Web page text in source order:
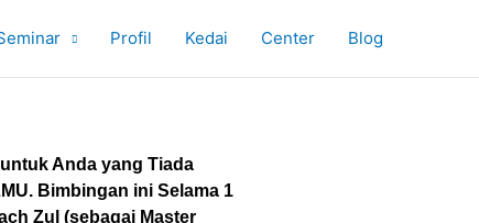
Profil Kedai Center Blog
Anda yang Tiada
Bimbingan ini Selama 1
Zul (sebagai Master